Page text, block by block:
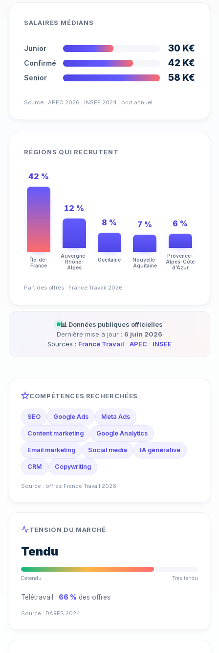
SALAIRES MÉDIANS
Junior 30 K€
Confirmé 42 K€
Senior 58 K€
Source : APEC 2026 · INSEE 2024 · brut annuel
RÉGIONS QUI RECRUTENT
42 %
Île-de-
France
12 %
Auvergne-
Rhône-
Alpes
8 %
Occitanie
7 %
Nouvelle-
Aquitaine
6 %
Provence-
Alpes-Côte
d'Azur
Part des offres · France Travail 2026
📊 Données publiques officielles
Dernière mise à jour : 6 juin 2026
Sources : France Travail · APEC · INSEE
COMPÉTENCES RECHERCHÉES
SEO Google Ads Meta Ads
Content marketing Google Analytics
Email marketing Social media IA générative
CRM Copywriting
Source : offres France Travail 2026
TENSION DU MARCHÉ
Tendu
Détendu Très tendu
Télétravail : 66 % des offres
Source : DARES 2024